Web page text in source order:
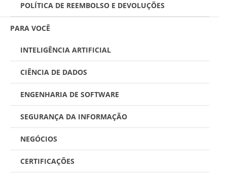
POLÍTICA DE REEMBOLSO E DEVOLUÇÕES
PARA VOCÊ
INTELIGÊNCIA ARTIFICIAL
CIÊNCIA DE DADOS
ENGENHARIA DE SOFTWARE
SEGURANÇA DA INFORMAÇÃO
NEGÓCIOS
CERTIFICAÇÕES